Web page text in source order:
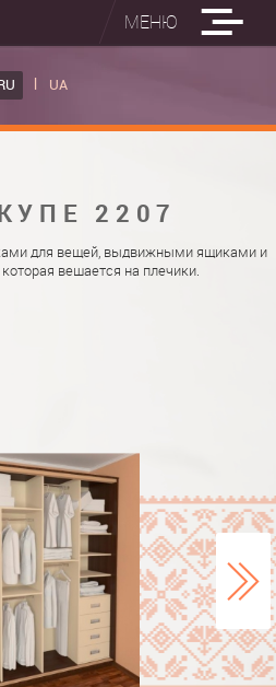
МЕНЮ
UA
2207
для вещей, выдвижными ящиками и
вешается на плечики.
ДОСКИ
ДОСКА "РУСАЛКА"